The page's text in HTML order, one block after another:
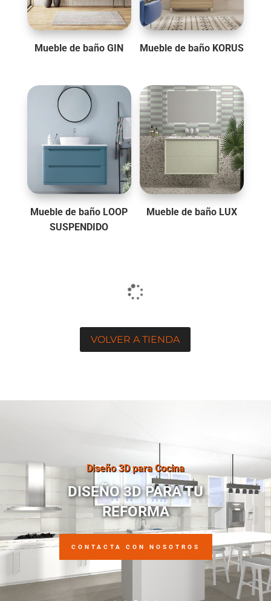
Mueble de baño GIN Mueble de baño KORUS
Mueble de baño LOOP
SUSPENDIDO
Mueble de baño LUX
VOLVER A TIENDA
Diseño 3D para Cocina
DISEÑO 3D PARA TU
REFORMA
CONTACTA CON NOSOTROS